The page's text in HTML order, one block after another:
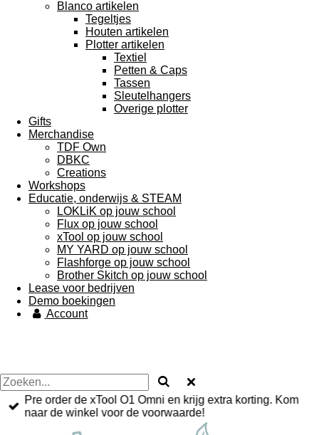
Blanco artikelen
Tegeltjes
Houten artikelen
Plotter artikelen
Textiel
Petten & Caps
Tassen
Sleutelhangers
Overige plotter
Gifts
Merchandise
TDF Own
DBKC
Creations
Workshops
Educatie, onderwijs & STEAM
LOKLiK op jouw school
Flux op jouw school
xTool op jouw school
MY YARD op jouw school
Flashforge op jouw school
Brother Skitch op jouw school
Lease voor bedrijven
Demo boekingen
Account
Pre order de xTool O1 Omni en krijg extra korting. Kom
naar de winkel voor de voorwaarde!